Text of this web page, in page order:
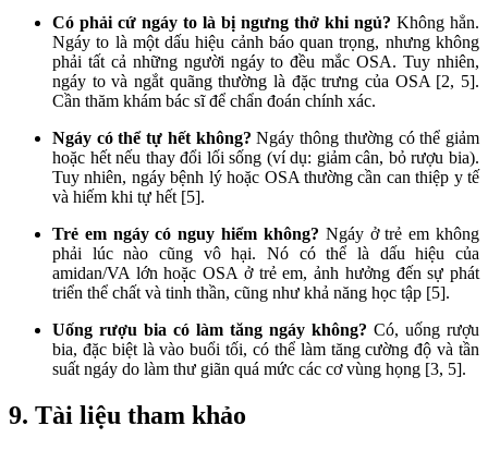
Có phải cứ ngáy to là bị ngưng thở khi ngủ? Không hẳn.
Ngáy to là một dấu hiệu cảnh báo quan trọng, nhưng không
phải tất cả những người ngáy to đều mắc OSA. Tuy nhiên,
ngáy to và ngắt quãng thường là đặc trưng của OSA [2, 5].
Cần thăm khám bác sĩ để chẩn đoán chính xác.
Ngáy có thể tự hết không? Ngáy thông thường có thể giảm
hoặc hết nếu thay đổi lối sống (ví dụ: giảm cân, bỏ rượu bia).
Tuy nhiên, ngáy bệnh lý hoặc OSA thường cần can thiệp y tế
và hiếm khi tự hết [5].
Trẻ em ngáy có nguy hiểm không? Ngáy ở trẻ em không
phải lúc nào cũng vô hại. Nó có thể là dấu hiệu của
amidan/VA lớn hoặc OSA ở trẻ em, ảnh hưởng đến sự phát
triển thể chất và tinh thần, cũng như khả năng học tập [5].
Uống rượu bia có làm tăng ngáy không? Có, uống rượu
bia, đặc biệt là vào buổi tối, có thể làm tăng cường độ và tần
suất ngáy do làm thư giãn quá mức các cơ vùng họng [3, 5].
9. Tài liệu tham khảo